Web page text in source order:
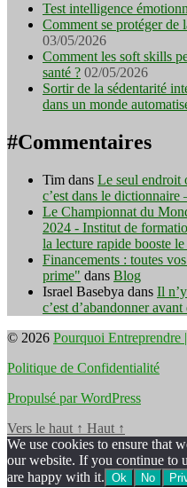
Test intelligence
Comment se protéger de
03/05/2026
Comment les soft skills
santé ? 02/05/2026
Sortir de la sédentarité
dans un monde
#Commentaires
Tim dans Le seul endroit
c’est dans le dictionnaire
Le Championnat du
2024 - Institut de
la lecture rapide booste le
Financements : toutes
prime" dans Blog
Israel Basebya dans Il
c’est d’abandonner
© 2026 Pourquoi Entreprendre
Politique de Confidentialité
Propulsé par WordPress
Vers le haut ↑ Haut ↑
We use cookies to ensure that
our website. If you continue to
are happy with it. Ok No